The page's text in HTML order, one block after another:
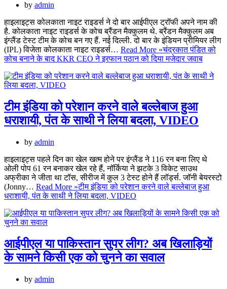
by admin
हाइलाइट्स कोलकाता नाइट राइडर्स ने दो बार आईपीएल ट्रॉफी अपने नाम की
है. कोलकाता नाइट राइडर्स के कोच ब्रैंडन मैक्कुलम थे. ब्रैंडन मैक्कुलम अब
इंग्लैंड टेस्ट टीम के कोच बन गए हैं. नई दिल्ली. दो बार के इंडियन प्रीमियर लीग
(IPL) विजेता कोलकाता नाइट राइडर्स… Read More »चंद्रकात पंडित को
कोच बनाने के बाद KKR CEO ने इरफान पठान को दिया मजेदार जवाब
टीम इंडिया को परेशान करने वाले बल्लेबाज हुआ
धराशायी, पंत के साथी ने लिया बदला, VIDEO
by admin
हाइलाइट्स पहले दिन का खेल खत्म होने पर इंग्लैंड ने 116 रन बना लिए थे
ओली पोप 61 रन बनाकर खेल रहे हैं, नॉर्किया ने झटके 3 विकेट साउथ
अफ्रीका ने जीता था टॉस, सीरीज में कुल 3 टेस्ट होने हैं लॉर्ड्स. जाॅनी बेयरस्टो
(Jonny… Read More »टीम इंडिया को परेशान करने वाले बल्लेबाज हुआ
धराशायी, पंत के साथी ने लिया बदला, VIDEO
आईपीएल या पाकिस्तान सुपर लीग? अब खिलाड़ियों
के सामने किसी एक को चुनने का सवाल
by admin